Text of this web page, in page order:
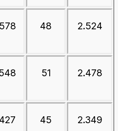
48 2.524
51 2.478
45 2.349